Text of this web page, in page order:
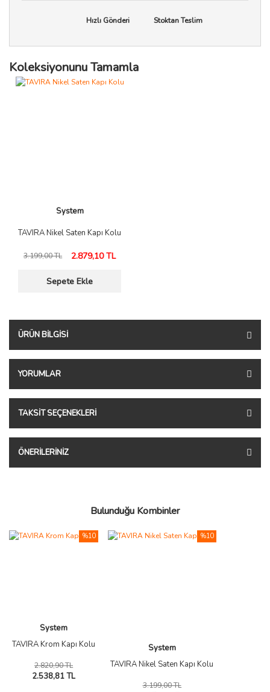
Hızlı Gönderi Stoktan Teslim
Koleksiyonunu Tamamla
System
TAVIRA Nikel Saten Kapı Kolu
3.199,00 TL 2.879,10 TL
Sepete Ekle
ÜRÜN BILGISI
YORUMLAR
TAKSIT SEÇENEKLERI
ÖNERILERINIZ
Bulunduğu Kombinler
System
TAVIRA Krom Kapı Kolu
2.820,90 TL
2.538,81 TL
%10
System
TAVIRA Nikel Saten Kapı Kolu
3.199,00 TL
%10